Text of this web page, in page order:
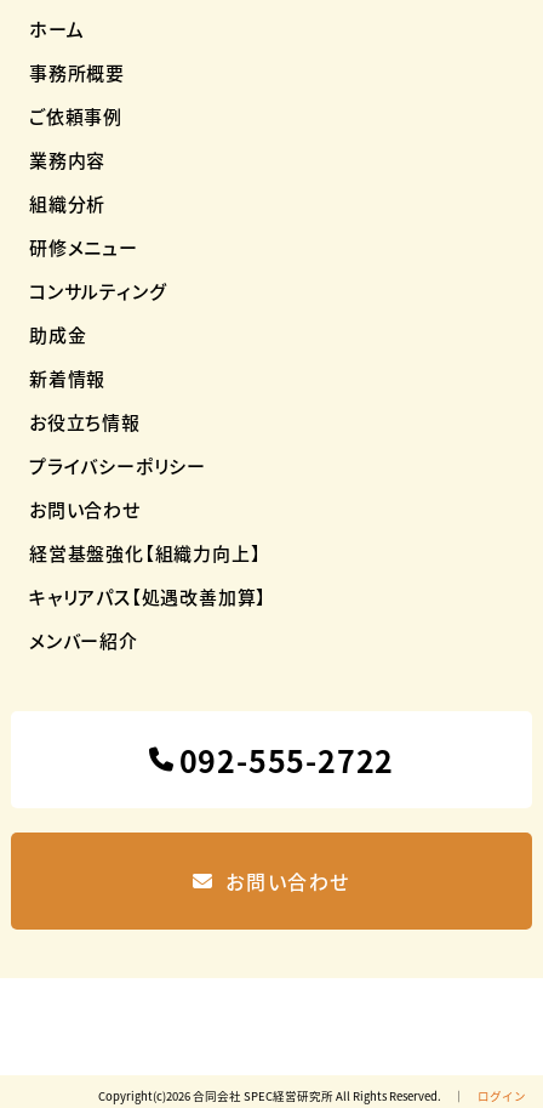
ホーム
事務所概要
ご依頼事例
業務内容
組織分析
研修メニュー
コンサルティング
助成金
新着情報
お役立ち情報
プライバシーポリシー
お問い合わせ
経営基盤強化【組織力向上】
キャリアパス【処遇改善加算】
メンバー紹介
092-555-2722
お問い合わせ
Copyright(c)2026 合同会社 SPEC経営研究所 All Rights Reserved. │ ログイン